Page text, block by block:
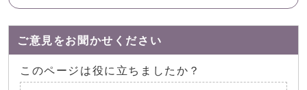
ご意見をお聞かせください
このページは役に立ちましたか？